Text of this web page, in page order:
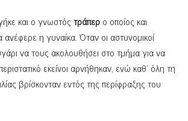
και ο γνωστόςτράπερο οποίος και
η γυναίκα. Όταν οι αστυνομικοί
να τους ακολουθήσει στο τμήμα για να
εκείνοι αρνήθηκαν, ενώ καθ’ όλη τη
βρίσκονταν εντός της περίφραξης του